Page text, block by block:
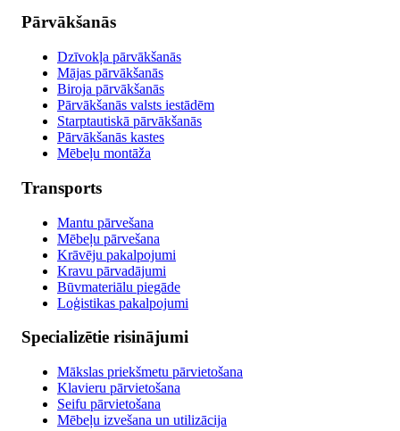
Pārvākšanās
Dzīvokļa pārvākšanās
Mājas pārvākšanās
Biroja pārvākšanās
Pārvākšanās valsts iestādēm
Starptautiskā pārvākšanās
Pārvākšanās kastes
Mēbeļu montāža
Transports
Mantu pārvešana
Mēbeļu pārvešana
Krāvēju pakalpojumi
Kravu pārvadājumi
Būvmateriālu piegāde
Loģistikas pakalpojumi
Specializētie risinājumi
Mākslas priekšmetu pārvietošana
Klavieru pārvietošana
Seifu pārvietošana
Mēbeļu izvešana un utilizācija